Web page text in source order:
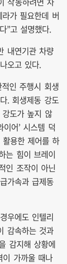
가 필요한데 버
”고 설명했다.
내연기관 차량
오고 있다.
인 주행시 회생
. 회생제동 강도
도가 높지 않
어’ 시스템 덕
활용한 제어를 하
는 힘이 브레이
인 조작이 아닌
가속과 급제동
우에도 인텔리
감속하는 것과
감지해 상황에
이 가까울 때나